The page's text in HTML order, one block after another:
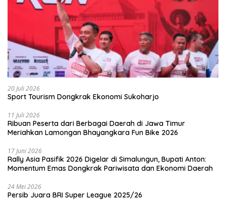
20 Juli 2026
Sport Tourism Dongkrak Ekonomi Sukoharjo
11 Juli 2026
Ribuan Peserta dari Berbagai Daerah di Jawa Timur
Meriahkan Lamongan Bhayangkara Fun Bike 2026
17 Juni 2026
Rally Asia Pasifik 2026 Digelar di Simalungun, Bupati Anton:
Momentum Emas Dongkrak Pariwisata dan Ekonomi Daerah
24 Mei 2026
Persib Juara BRI Super League 2025/26